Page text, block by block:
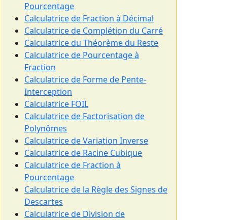
Pourcentage
Calculatrice de Fraction à Décimal
Calculatrice de Complétion du Carré
Calculatrice du Théorème du Reste
Calculatrice de Pourcentage à
Fraction
Calculatrice de Forme de Pente-
Interception
Calculatrice FOIL
Calculatrice de Factorisation de
Polynômes
Calculatrice de Variation Inverse
Calculatrice de Racine Cubique
Calculatrice de Fraction à
Pourcentage
Calculatrice de la Règle des Signes de
Descartes
Calculatrice de Division de